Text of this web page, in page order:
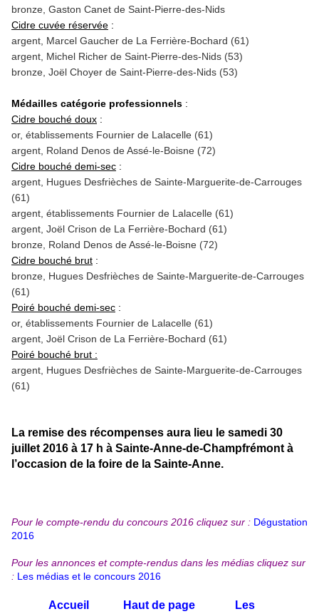
bronze, Gaston Canet de Saint-Pierre-des-Nids
Cidre cuvée réservée :
argent, Marcel Gaucher de La Ferrière-Bochard (61)
argent, Michel Richer de Saint-Pierre-des-Nids (53)
bronze, Joël Choyer de Saint-Pierre-des-Nids (53)
Médailles catégorie professionnels :
Cidre bouché doux :
or, établissements Fournier de Lalacelle (61)
argent, Roland Denos de Assé-le-Boisne (72)
Cidre bouché demi-sec :
argent, Hugues Desfrièches de Sainte-Marguerite-de-Carrouges
(61)
argent, établissements Fournier de Lalacelle (61)
argent, Joël Crison de La Ferrière-Bochard (61)
bronze, Roland Denos de Assé-le-Boisne (72)
Cidre bouché brut :
bronze, Hugues Desfrièches de Sainte-Marguerite-de-Carrouges
(61)
Poiré bouché demi-sec :
or, établissements Fournier de Lalacelle (61)
argent, Joël Crison de La Ferrière-Bochard (61)
Poiré bouché brut :
argent, Hugues Desfrièches de Sainte-Marguerite-de-Carrouges
(61)
La remise des récompenses aura lieu le samedi 30
juillet 2016 à 17 h à Sainte-Anne-de-Champfrémont à
l’occasion de la foire de la Sainte-Anne.
Pour le compte-rendu du concours 2016 cliquez sur : Dégustation
2016
Pour les annonces et compte-rendus dans les médias cliquez sur
: Les médias et le concours 2016
Accueil Haut de page
Les